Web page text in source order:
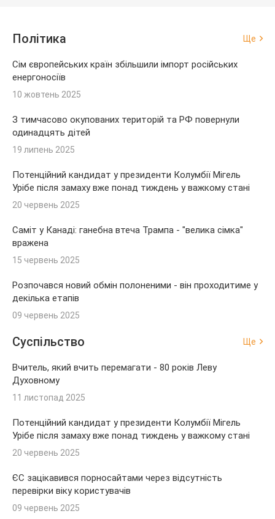
Політика Ще
Сім європейських країн збільшили імпорт російських
енергоносіїв
10 жовтень 2025
З тимчасово окупованих територій та РФ повернули
одинадцять дітей
19 липень 2025
Потенційний кандидат у президенти Колумбії Мігель
Урібе після замаху вже понад тиждень у важкому стані
20 червень 2025
Саміт у Канаді: ганебна втеча Трампа - "велика сімка"
вражена
15 червень 2025
Розпочався новий обмін полоненими - він проходитиме у
декілька етапів
09 червень 2025
Суспільство Ще
Вчитель, який вчить перемагати - 80 років Леву
Духовному
11 листопад 2025
Потенційний кандидат у президенти Колумбії Мігель
Урібе після замаху вже понад тиждень у важкому стані
20 червень 2025
ЄС зацікавився порносайтами через відсутність
перевірки віку користувачів
09 червень 2025